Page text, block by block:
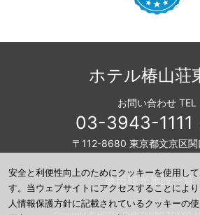
ホテル椿山荘
〒112-8680 東京都文京区
お問い合わせ TEL
03-3943-1111
藤田観光施設一覧
安全と利便性向上のためにクッキーを使用して
す。当ウェブサイトにアクセスすることによ
人情報保護方針に記載されているクッキーの